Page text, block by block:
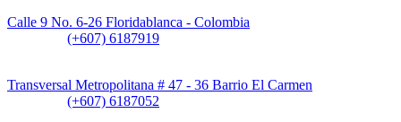
Calle 9 No. 6-26 Floridablanca - Colombia
(+607) 6187919
Transversal Metropolitana # 47 - 36 Barrio El Carmen
(+607) 6187052